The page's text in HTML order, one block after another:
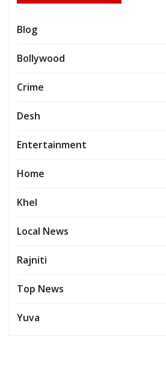
Blog
Bollywood
Crime
Desh
Entertainment
Home
Khel
Local News
Rajniti
Top News
Yuva